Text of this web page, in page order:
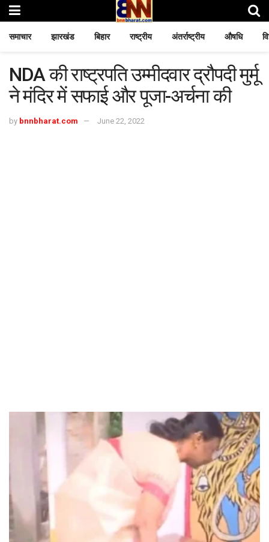
समाचार झारखंड बिहार राष्ट्रीय अंतर्राष्ट्रीय औषधि
NDA की राष्ट्रपति उम्मीदवार द्रौपदी मुर्मू
ने मंदिर में सफाई और पूजा-अर्चना की
by bnnbharat.com June 22, 2022